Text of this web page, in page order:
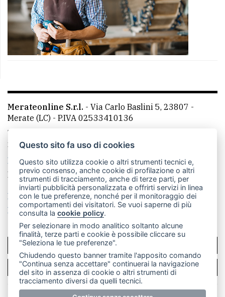
Merateonline S.r.l. - Via Carlo Baslini 5, 23807 -
Merate (LC) - P.IVA 02533410136
Telefono:
mail: redazione@merateonline.it
La redazione
CasateOnline LeccoOnline
RSS
Made by VIP
Privacy policy
Cookie policy
Rivedi le tue scelte sui cookie
SCRIVICI
PER LA TUA PUBBLICITÀ
Questo sito fa uso di cookies
Questo sito utilizza cookie o altri strumenti tecnici e,
previo consenso, anche cookie di profilazione o altri
strumenti di tracciamento, anche di terze parti, per
inviarti pubblicità personalizzata e offrirti servizi in linea
con le tue preferenze, nonché per il monitoraggio dei
comportamenti dei visitatori. Se vuoi saperne di più
consulta lacookie policy.
Per selezionare in modo analitico soltanto alcune
finalità, terze parti e cookie è possibile cliccare su
"Seleziona le tue preferenze".
Chiudendo questo banner tramite l'apposito comando
"Continua senza accettare" continuerai la navigazione
del sito in assenza di cookie o altri strumenti di
tracciamento diversi da quelli tecnici.